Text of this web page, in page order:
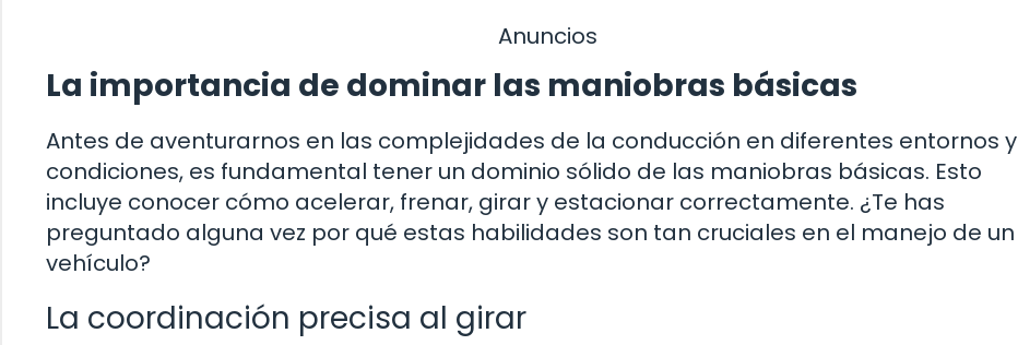
Anuncios
La importancia de dominar las maniobras básicas
Antes de aventurarnos en las complejidades de la conducción en diferentes entornos y
condiciones, es fundamental tener un dominio sólido de las maniobras básicas. Esto
incluye conocer cómo acelerar, frenar, girar y estacionar correctamente. ¿Te has
preguntado alguna vez por qué estas habilidades son tan cruciales en el manejo de un
vehículo?
La coordinación precisa al girar